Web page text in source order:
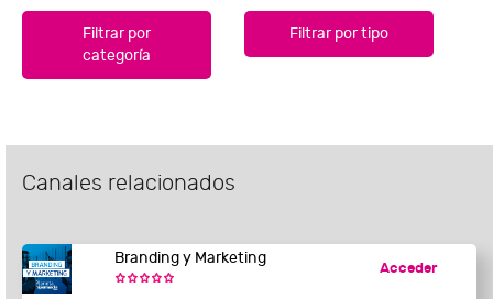
Filtrar por
categoría
Filtrar por tipo
Canales relacionados
Branding y Marketing
Acceder